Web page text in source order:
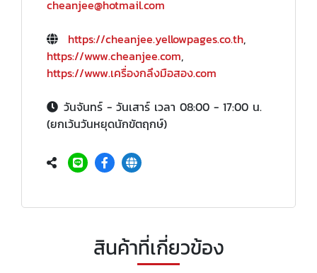
cheanjee@hotmail.com
https://cheanjee.yellowpages.co.th,
https://www.cheanjee.com,
https://www.เครื่องกลึงมือสอง.com
วันจันทร์ - วันเสาร์ เวลา 08:00 - 17:00 น.
(ยกเว้นวันหยุดนักขัตฤกษ์)
สินค้าที่เกี่ยวข้อง